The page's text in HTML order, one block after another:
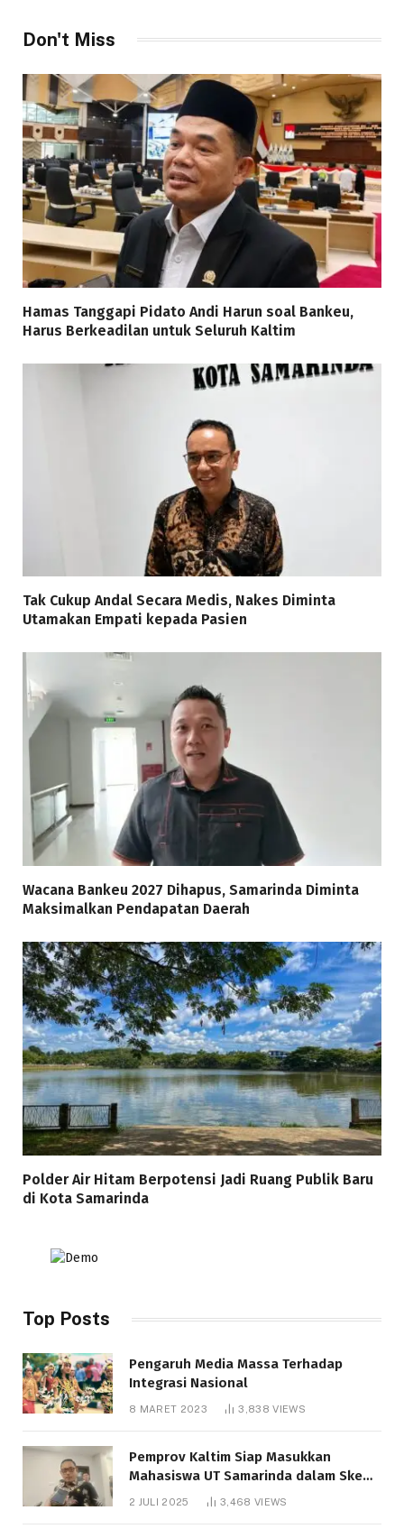
Don't Miss
Hamas Tanggapi Pidato Andi Harun soal Bankeu,
Harus Berkeadilan untuk Seluruh Kaltim
Tak Cukup Andal Secara Medis, Nakes Diminta
Utamakan Empati kepada Pasien
Wacana Bankeu 2027 Dihapus, Samarinda Diminta
Maksimalkan Pendapatan Daerah
Polder Air Hitam Berpotensi Jadi Ruang Publik Baru
di Kota Samarinda
Top Posts
Pengaruh Media Massa Terhadap
Integrasi Nasional
8 MARET 2023 3,838VIEWS
Pemprov Kaltim Siap Masukkan
Mahasiswa UT Samarinda dalam Skema
Bantuan Pendidikan Gratispol
2 JULI 2025 3,468 VIEWS